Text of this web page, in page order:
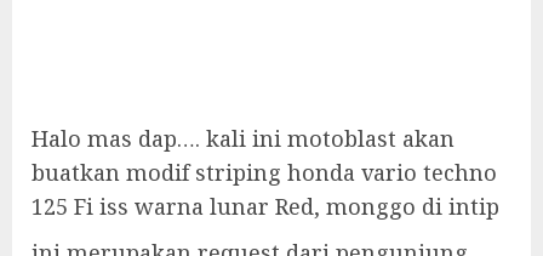
Halo mas dap…. kali ini motoblast akan
buatkan modif striping honda vario techno
125 Fi iss warna lunar Red, monggo di intip